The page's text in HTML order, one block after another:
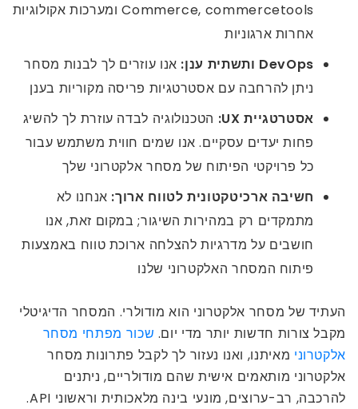
Commerce, commercetools ומערכות אקולוגיות
אחרות ארגוניות
DevOps ותשתית ענן:
אנו עוזרים לך לבנות מסחר
ניתן להרחבה עם אסטרטגיות פריסה מקוריות בענן
אסטרטגיית UX:
הטכנולוגיה לבדה עוזרת לך להשיג
פחות יעדים עסקיים. אנו שמים חווית משתמש עבור
כל פרויקטי הפיתוח של מסחר אלקטרוני שלך
חשיבה ארכיטקטונית לטווח ארוך: אנחנו לא
מתמקדים רק במהירות השיגור; במקום זאת, אנו
חושבים על מדרגיות להצלחה ארוכת טווח באמצעות
פיתוח המסחר האלקטרוני שלנו
העתיד של מסחר אלקטרוני הוא מודולרי. המסחר הדיגיטלי
מקבל צורות חדשות יותר מדי יום. שכור מפתחי מסחר
אלקטרוני מאיתנו, ואנו נעזור לך לקבל פתרונות מסחר
אלקטרוני מותאמים אישית שהם מודולריים, ניתנים
להרכבה, רב-ערוצים, מונעי בינה מלאכותית וראשוני API.